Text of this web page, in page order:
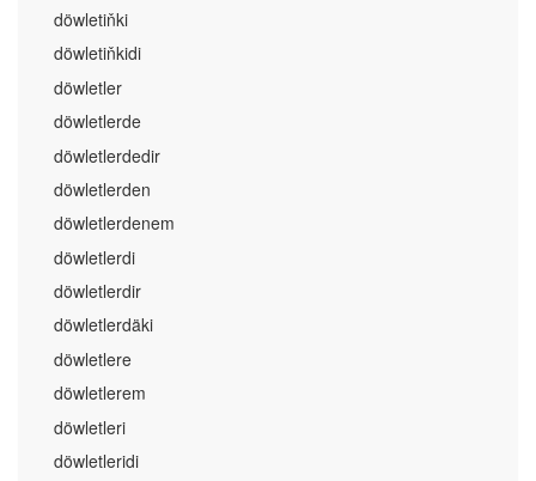
döwletiňki
döwletiňkidi
döwletler
döwletlerde
döwletlerdedir
döwletlerden
döwletlerdenem
döwletlerdi
döwletlerdir
döwletlerdäki
döwletlere
döwletlerem
döwletleri
döwletleridi